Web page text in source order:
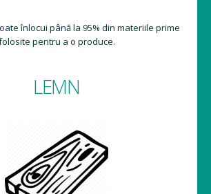
înlocui până la 95% din materiile prime
pentru a o produce.
LEMN